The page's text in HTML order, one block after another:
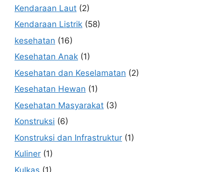
Kendaraan Laut (2)
Kendaraan Listrik (58)
kesehatan (16)
Kesehatan Anak (1)
Kesehatan dan Keselamatan (2)
Kesehatan Hewan (1)
Kesehatan Masyarakat (3)
Konstruksi (6)
Konstruksi dan Infrastruktur (1)
Kuliner (1)
Kulkas (1)